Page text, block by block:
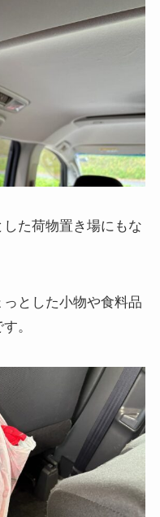
た荷物置き場にもな
とした小物や食料品
。